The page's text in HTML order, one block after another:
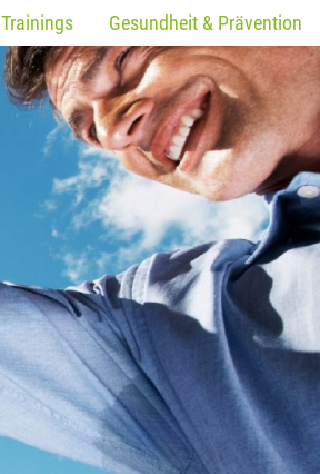
Trainings Gesundheit & Prävention